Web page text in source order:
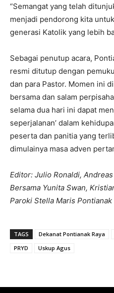
“Semangat yang telah
menjadi pendorong kita
generasi Katolik yang lebih
Sebagai penutup acara,
resmi ditutup dengan
dan para Pastor. Momen ini
bersama dan salam
selama dua hari ini dapat
seperjalanan’ dalam
peserta dan panitia yang
dimulainya masa adven
Editor: Julio Ronaldi,
Bersama Yunita Swan,
Paroki Stella Maris Pontianak
TAGS Dekanat Pontianak Raya
PRYD
Uskup Agus